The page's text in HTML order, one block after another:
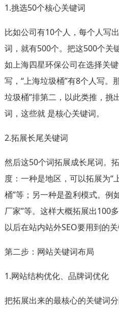
1.挑选50个核心关键词
比如公司有10个人，每个人写
词，就有500个。把这500个关
如上海四星环保公司在选择关
写，“上海垃圾桶”有8个人写。
垃圾桶”排第二，以此类推，挑
词，这些就 是核心关键词。
2.拓展长尾关键词
然后这50个词拓展成长尾词。
度：一种是地区，可以拓展为“
桶”等；另一种是盈利模式。例
厂家”等。这样大概拓展出100
以后在站内站外SEO要用到的关
第二步：网站关键词布局
1.网站结构优化、品牌词优化
把拓展出来的最核心的关键词